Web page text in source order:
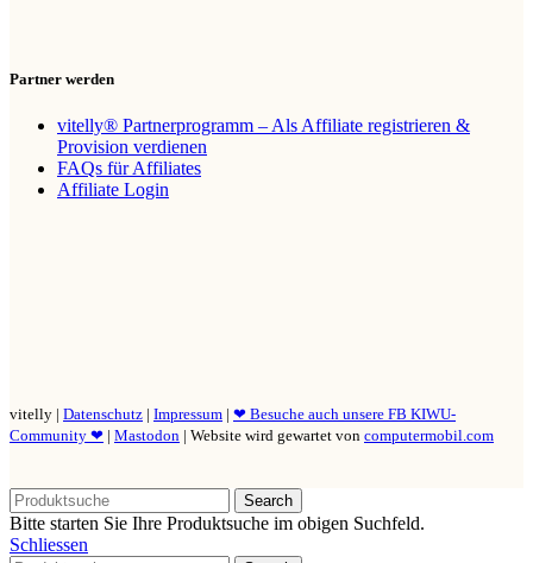
Partner werden
vitelly® Partnerprogramm – Als Affiliate registrieren &
Provision verdienen
FAQs für Affiliates
Affiliate Login
vitelly | Datenschutz | Impressum | ❤ Besuche auch unsere FB KIWU-
Community ❤ | Mastodon | Website wird gewartet von computermobil.com
Search
Bitte starten Sie Ihre Produktsuche im obigen Suchfeld.
Schliessen